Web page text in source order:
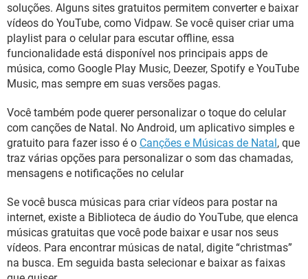
soluções. Alguns sites gratuitos permitem converter e baixar
vídeos do YouTube, como Vidpaw. Se você quiser criar uma
playlist para o celular para escutar offline, essa
funcionalidade está disponível nos principais apps de
música, como Google Play Music, Deezer, Spotify e YouTube
Music, mas sempre em suas versões pagas.
Você também pode querer personalizar o toque do celular
com canções de Natal. No Android, um aplicativo simples e
gratuito para fazer isso é o Canções e Músicas de Natal, que
traz várias opções para personalizar o som das chamadas,
mensagens e notificações no celular
Se você busca músicas para criar vídeos para postar na
internet, existe a Biblioteca de áudio do YouTube, que elenca
músicas gratuitas que você pode baixar e usar nos seus
vídeos. Para encontrar músicas de natal, digite “christmas”
na busca. Em seguida basta selecionar e baixar as faixas